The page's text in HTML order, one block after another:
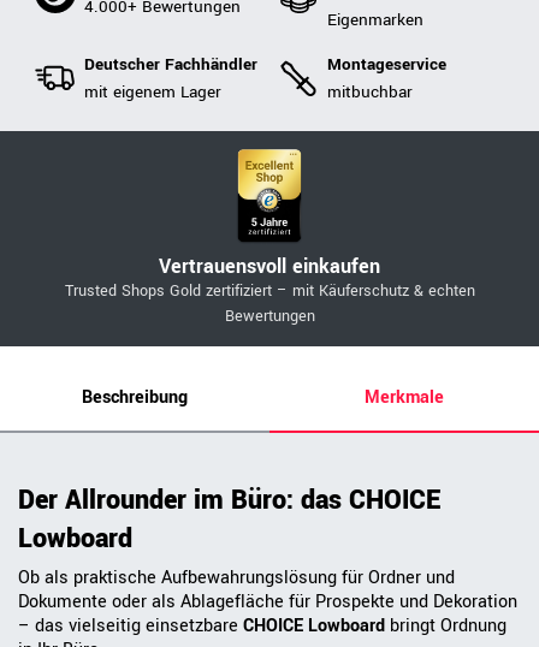
4.000+ Bewertungen
Eigenmarken
Deutscher Fachhändler
mit eigenem Lager
Montageservice
mitbuchbar
Vertrauensvoll einkaufen
Trusted Shops Gold zertifiziert – mit Käuferschutz & echten
Bewertungen
Beschreibung Merkmale
Der Allrounder im Büro: das CHOICE
Lowboard
Ob als praktische Aufbewahrungslösung für Ordner und
Dokumente oder als Ablagefläche für Prospekte und Dekoration
– das vielseitig einsetzbare CHOICE Lowboard bringt Ordnung